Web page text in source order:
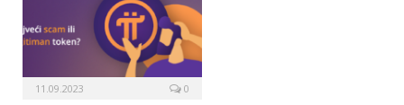
11.09.2023 0